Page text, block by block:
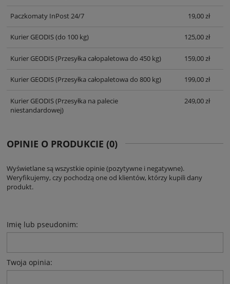
Paczkomaty InPost 24/7 19,00 zł
Kurier GEODIS(do 100 kg) 125,00 zł
Kurier GEODIS(Przesyłka całopaletowa do 450 kg) 159,00 zł
Kurier GEODIS(Przesyłka całopaletowa do 800 kg) 199,00 zł
Kurier GEODIS(Przesyłka na palecie
niestandardowej)
249,00 zł
OPINIE O PRODUKCIE (0)
Wyświetlane są wszystkie opinie (pozytywne i negatywne).
Weryfikujemy, czy pochodzą one od klientów, którzy kupili dany
produkt.
Imię lub pseudonim:
Twoja opinia: